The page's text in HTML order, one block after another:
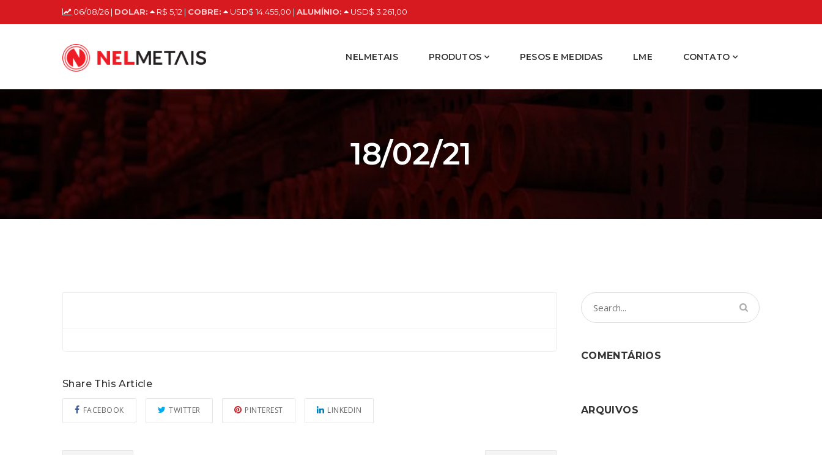
06/08/26 | DOLAR: R$ 5,12 | COBRE: USD$ 14.455,00 | ALUMÍNIO: USD$ 3.261,00
NELMETAIS PRODUTOS PESOS E MEDIDAS LME CONTATO
18/02/21
Share This Article
FACEBOOK TWITTER PINTEREST LINKEDIN
COMENTÁRIOS
ARQUIVOS